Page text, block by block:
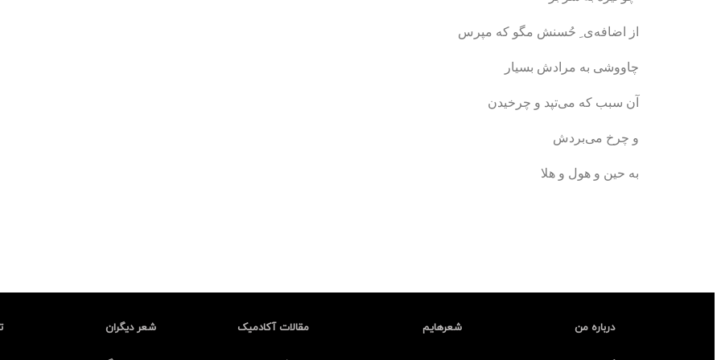
از اضافه‌ی ِ حُسنش مگو که مپرس
چاووشی به مرادش بسیار
آن سبب که می‌تپد و چرخیدن
و چرخ می‌بردش
به حین و هول و هلا
درباره من شعرهایم مقالات آکادمیک شعر دیگران